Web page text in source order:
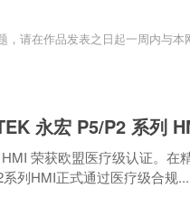
请在作品发表之日起一周内与本
永宏 P5/P2 系列
荣获欧盟医疗级认证。
列HMI正式通过医疗级合规...